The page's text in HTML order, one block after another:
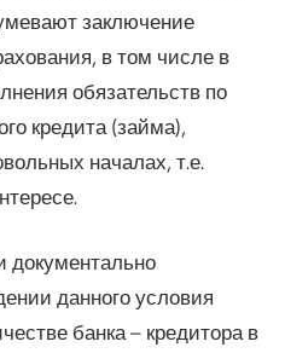
заключение
в том числе в
обязательств по
кредита (займа),
началах, т.е.
документально
данного условия
банка – кредитора в